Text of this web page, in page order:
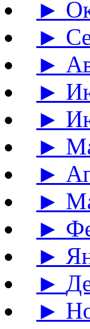
►
►
►
►
►
►
►
►
►
►
►
►